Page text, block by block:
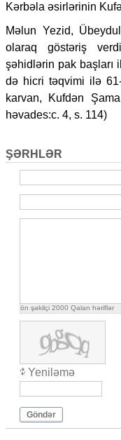
Kərbəla əsirlərinin
Məlun Yezid,
olaraq göstəriş
şəhidlərin pak başları
də hicri təqvimi ilə
karvan, Kufdən
həvades:c. 4, s. 114)
ŞƏRHLƏR
ön şəkilçi 2000 Qalan həriflər
Yeniləmə
Göndər